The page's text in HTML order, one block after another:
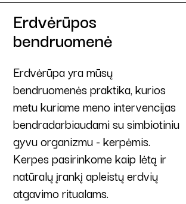
Erdvėrūpos
bendruomenė
Erdvėrūpa yra mūsų
bendruomenės praktika, kurios
metu kuriame meno intervencijas
bendradarbiaudami su simbiotiniu
gyvu organizmu - kerpėmis.
Kerpes pasirinkome kaip lėtą ir
natūralų įrankį apleistų erdvių
atgavimo ritualams.